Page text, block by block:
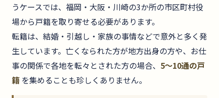
うケースでは、福岡・大阪・川崎の3か所の市区町村役
場から戸籍を取り寄せる必要があります。
転籍は、結婚・引越し・家族の事情などで意外と多く発
生しています。亡くなられた方が地方出身の方や、お仕
事の関係で各地を転々とされた方の場合、 5〜10通の戸
籍 を集めることも珍しくありません。